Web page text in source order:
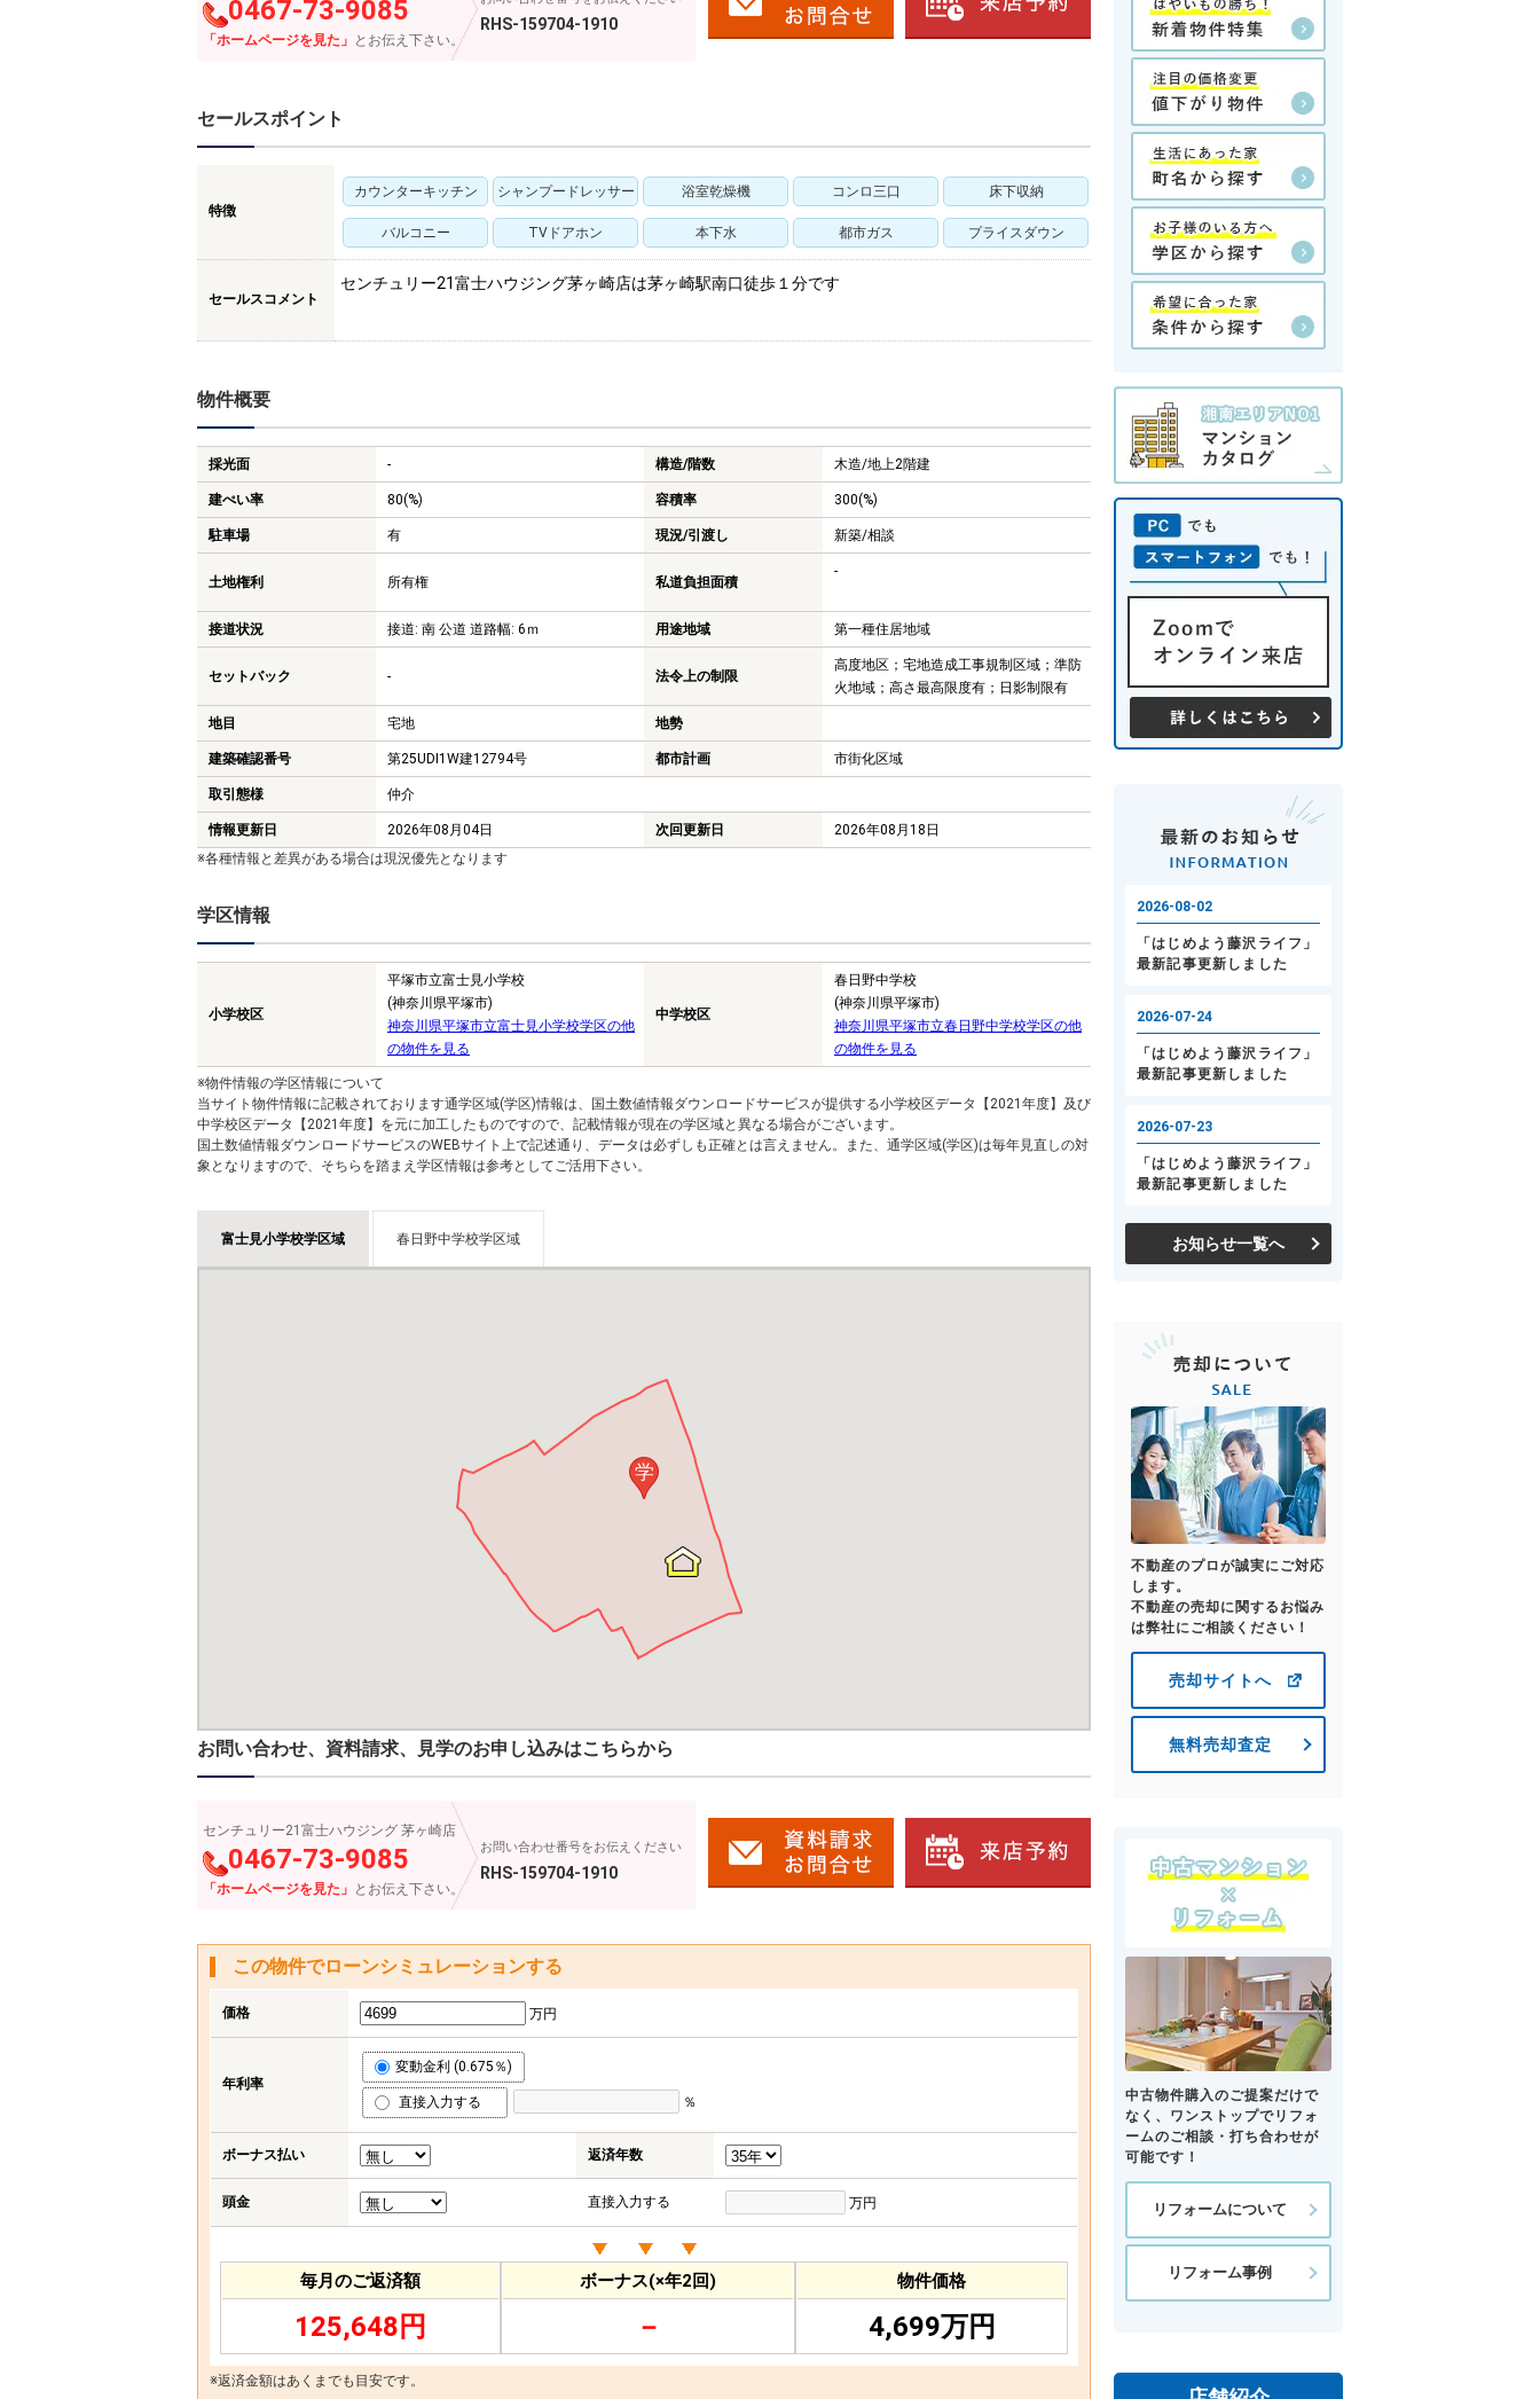
0467-73-9085
「ホームページを見た」 とお伝え下さい。
RHS-159704-1910
セールスポイント
特徴
カウンターキッチン シャンプードレッサー 浴室乾燥機 コンロ三口 床下収納
バルコニー TVドアホン 本下水 都市ガス プライスダウン
セールスコメント
センチュリー21富士ハウジング茅ヶ崎店は茅ヶ崎駅南口徒歩１分です
物件概要
採光面 - 構造/階数 木造/地上2階建
建ぺい率 80(%) 容積率 300(%)
駐車場 有 現況/引渡し 新築/相談
土地権利 所有権 私道負担面積
-
接道状況 接道: 南 公道 道路幅: 6ｍ 用途地域 第一種住居地域
セットバック - 法令上の制限
高度地区；宅地造成工事規制区域；準防
火地域；高さ最高限度有；日影制限有
地目 宅地 地勢
建築確認番号 第25UDI1W建12794号 都市計画 市街化区域
取引態様 仲介
情報更新日 2026年08月04日 次回更新日
2026年08月18日
※各種情報と差異がある場合は現況優先となります
学区情報
小学校区
平塚市立富士見小学校
(神奈川県平塚市)
神奈川県平塚市立富士見小学校学区の他
の物件を見る
中学校区
春日野中学校
(神奈川県平塚市)
神奈川県平塚市立春日野中学校学区の他
の物件を見る
※物件情報の学区情報について
当サイト物件情報に記載されております通学区域(学区)情報は、国土数値情報ダウンロードサービスが提供する小学校区データ【2021年度】及び
中学校区データ【2021年度】を元に加工したものですので、記載情報が現在の学区域と異なる場合がございます。
国土数値情報ダウンロードサービスのWEBサイト上で記述通り、データは必ずしも正確とは言えません。また、通学区域(学区)は毎年見直しの対
象となりますので、そちらを踏まえ学区情報は参考としてご活用下さい。
富士見小学校学区域 春日野中学校学区域
学
お問い合わせ、資料請求、見学のお申し込みはこちらから
センチュリー21富士ハウジング 茅ヶ崎店
0467-73-9085
「ホームページを見た」 とお伝え下さい。
お問い合わせ番号をお伝えください
RHS-159704-1910
この物件でローンシミュレーションする
価格 万円
年利率
変動金利 (0.675％)
直接入力する ％
ボーナス払い 返済年数
頭金 直接入力する 万円
毎月のご返済額
125,648円
ボーナス(×年2回)
－
物件価格
4,699万円
※返済金額はあくまでも目安です。
お知らせ一覧へ
不動産のプロが誠実にご対応
します。
不動産の売却に関するお悩み
は弊社にご相談ください！
売却サイトへ
無料売却査定
中古物件購入のご提案だけで
なく、ワンストップでリフォ
ームのご相談・打ち合わせが
可能です！
リフォームについて
リフォーム事例